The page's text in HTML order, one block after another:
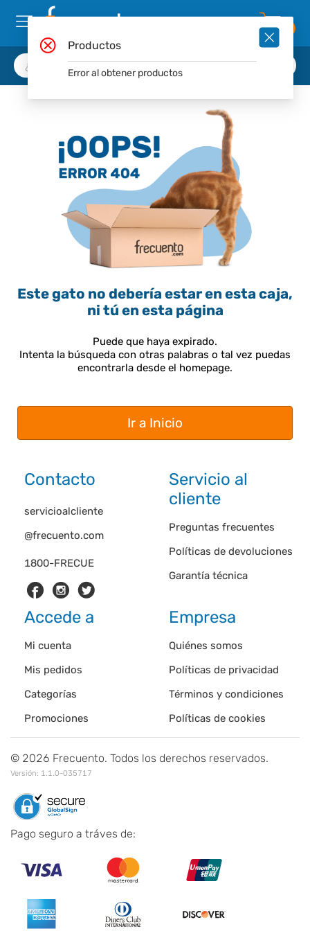
Este gato no debería estar en esta caja,
ni tú en esta página
Puede que haya expirado.
Intenta la búsqueda con otras palabras o tal vez puedas
encontrarla desde el homepage.
Ir a Inicio
Contacto
1800-FRECUE
servicioalcliente
@frecuento.com
Servicio al
cliente
Preguntas frecuentes
Políticas de devoluciones
Garantía técnica
Accede a
Mi cuenta
Mis pedidos
Categorías
Promociones
Empresa
Quiénes somos
Políticas de privacidad
Términos y condiciones
Políticas de cookies
© 2026 Frecuento. Todos los derechos reservados.
Versión: 1.1.0-035717
Pago seguro a tráves de:
Productos
Error al obtener productos